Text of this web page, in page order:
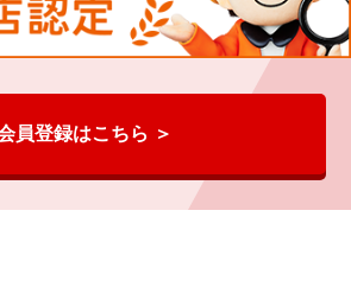
員登録はこちら ＞